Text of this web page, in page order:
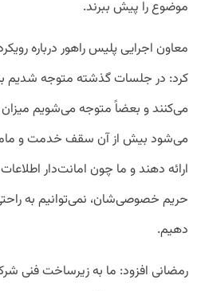
موضوع را پیش ببرند.
معاون اجرایی پلیس راهور درباره
کرد: در جلسات گذشته متوجه شدیم
می‌کنند و بعضاً متوجه می‌شویم
می‌شود بیش از آن سقف خدمت و
ارائه دهند و ما چون امانت‌دار
حریم خصوصی‌شان، نمی‌توانیم به راحتی
دهیم.
رمضانی افزود: ما به زیرساخت فنی